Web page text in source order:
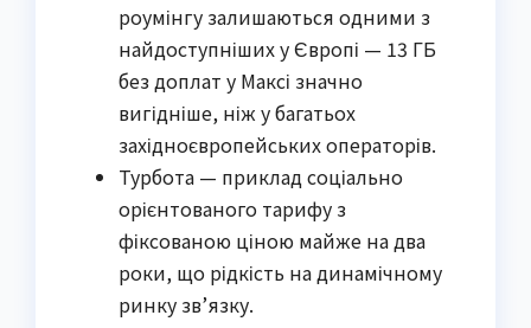
роумінгу залишаються одними з
найдоступніших у Європі — 13 ГБ
без доплат у Максі значно
вигідніше, ніж у багатьох
західноєвропейських операторів.
Турбота — приклад соціально
орієнтованого тарифу з
фіксованою ціною майже на два
роки, що рідкість на динамічному
ринку зв’язку.